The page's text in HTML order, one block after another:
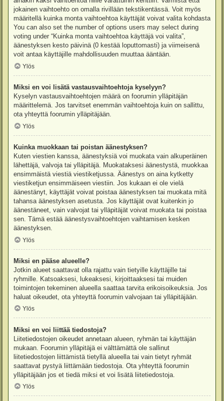
jokainen vaihtoehto on omalla rivillään tekstikentässä. Voit myös
määritellä kuinka monta vaihtoehtoa käyttäjät voivat valita kohdasta
You can also set the number of options users may select during
voting under “Kuinka monta vaihtoehtoa käyttäjä voi valita”,
äänestyksen kesto päivinä (0 kestää loputtomasti) ja viimeisenä
voit antaa käyttäjille mahdollisuuden muuttaa ääntään.
Ylös
Miksi en voi lisätä vastausvaihtoehtoja kyselyyn?
Kyselyn vastausvaihtoehtojen määrä on foorumin ylläpitäjän
määrittelemä. Jos tarvitset enemmän vaihtoehtoja kuin on sallittu,
ota yhteyttä foorumin ylläpitäjään.
Ylös
Kuinka muokkaan tai poistan äänestyksen?
Kuten viestien kanssa, äänestyksiä voi muokata vain alkuperäinen
lähettäjä, valvoja tai ylläpitäjä. Muokataksesi äänestystä, muokkaa
ensimmäistä viestiä viestiketjussa. Äänestys on aina kytketty
viestiketjun ensimmäiseen viestiin. Jos kukaan ei ole vielä
äänestänyt, käyttäjät voivat poistaa äänestyksen tai muokata mitä
tahansa äänestyksen asetusta. Jos käyttäjät ovat kuitenkin jo
äänestäneet, vain valvojat tai ylläpitäjät voivat muokata tai poistaa
sen. Tämä estää äänestysvaihtoehtojen vaihtamisen kesken
äänestyksen.
Ylös
Miksi en pääse alueelle?
Jotkin alueet saattavat olla rajattu vain tietyille käyttäjille tai
ryhmille. Katsoaksesi, lukeaksesi, kirjoittaaksesi tai muiden
toimintojen tekeminen alueella saattaa tarvita erikoisoikeuksia. Jos
haluat oikeudet, ota yhteyttä foorumin valvojaan tai ylläpitäjään.
Ylös
Miksi en voi liittää tiedostoja?
Liitetiedostojen oikeudet annetaan alueen, ryhmän tai käyttäjän
mukaan. Foorumin ylläpitäjä ei välttämättä ole sallinut
liitetiedostojen liittämistä tietyllä alueella tai vain tietyt ryhmät
saattavat pystyä liittämään tiedostoja. Ota yhteyttä foorumin
ylläpitäjään jos et tiedä miksi et voi lisätä liitetiedostoja.
Ylös